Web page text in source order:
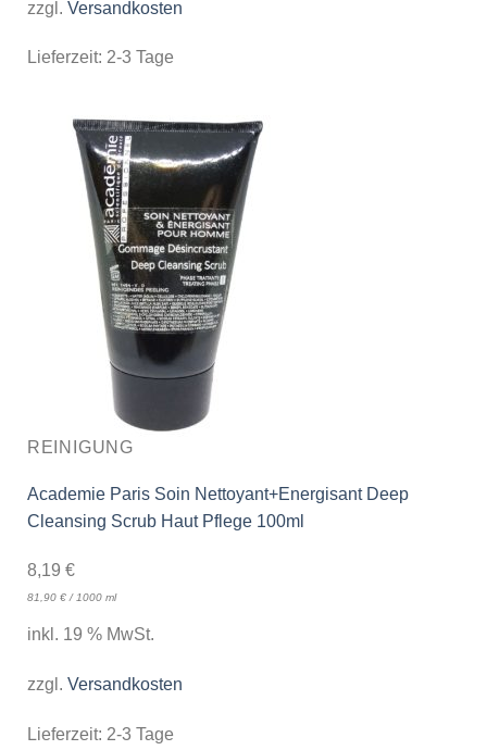
zzgl. Versandkosten
Lieferzeit: 2-3 Tage
REINIGUNG
Academie Paris Soin Nettoyant+Energisant Deep
Cleansing Scrub Haut Pflege 100ml
8,19 €
81,90 €/1000 ml
inkl. 19 % MwSt.
zzgl. Versandkosten
Lieferzeit: 2-3 Tage